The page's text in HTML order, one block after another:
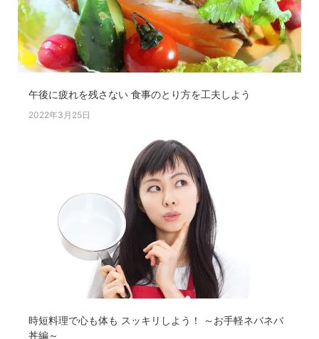
午後に疲れを残さない 食事のとり方を工夫しよう
2022年3月25日
時短料理で心も体も スッキリしよう！ ～お手軽ネバネバ
丼編～